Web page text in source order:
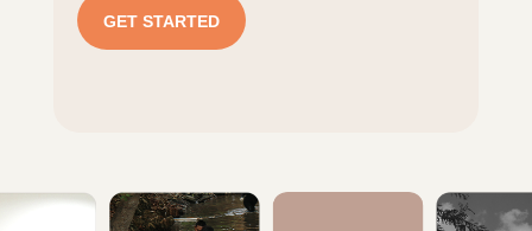
GET STARTED